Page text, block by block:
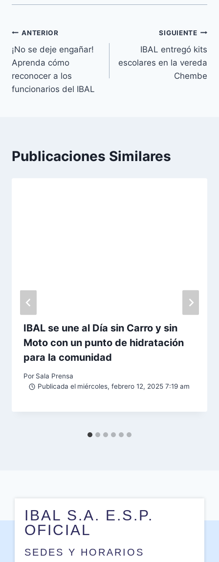
ANTERIOR
¡No se deje engañar!
Aprenda cómo
reconocer a los
funcionarios del IBAL
SIGUIENTE
IBAL entregó kits
escolares en la vereda
Chembe
Publicaciones Similares
IBAL se une al Día sin Carro y sin
Moto con un punto de hidratación
para la comunidad
Por Sala Prensa
Publicada el miércoles, febrero 12, 2025 7:19 am
IBAL S.A. E.S.P.
OFICIAL
SEDES Y HORARIOS